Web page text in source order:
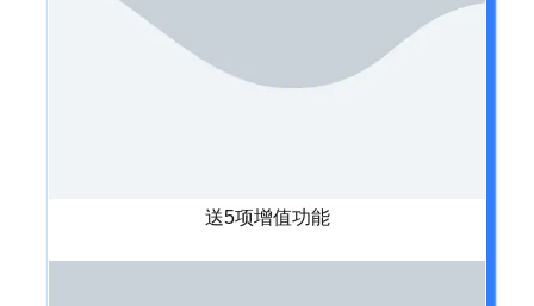
送5项增值功能